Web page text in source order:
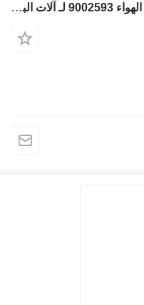
المرشح الهيدروليكي Liebherr فلتر الهواء 9002593 لـ آلات البناء